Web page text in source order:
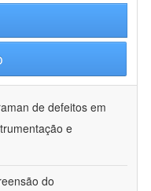
de defeitos em
e
do